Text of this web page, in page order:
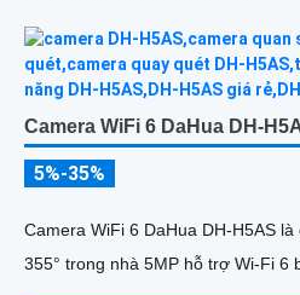
Camera WiFi 6 DaHua DH-
5%-35%
Camera WiFi 6 DaHua DH-H5AS
355° trong nhà 5MP hỗ trợ Wi-Fi 6